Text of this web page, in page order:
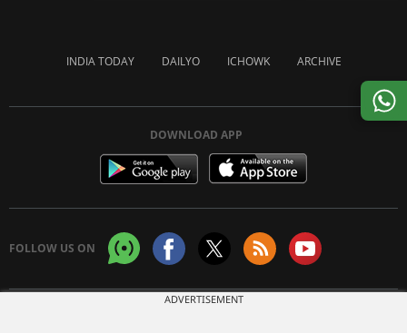
INDIA TODAY DAILYO ICHOWK ARCHIVE
DOWNLOAD APP
FOLLOW US ON
ADVERTISEMENT